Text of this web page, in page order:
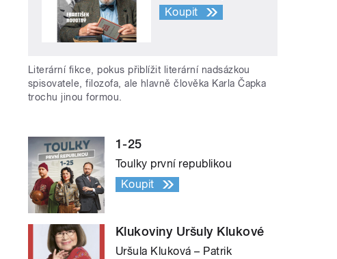
Koupit
Literární fikce, pokus přiblížit literární nadsázkou
spisovatele, filozofa, ale hlavně člověka Karla Čapka
trochu jinou formou.
1-25
Toulky první republikou
Koupit
Klukoviny Uršuly Klukové
Uršula Kluková – Patrik